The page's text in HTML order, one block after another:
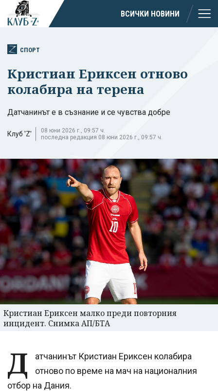
ВСИЧКИ НОВИНИ
СПОРТ
Кристиан Ериксен отново
колабира на терена
Датчанинът е в съзнание и се чувства добре
Клуб 'Z'
08 юни 2026 г., 09:57 ч.
последна редакция 08 юни 2026 г., 09:57 ч.
Кристиан Ериксен малко преди повторния
инцидент. Снимка АП/БТА
Д
атчанинът Кристиан Ериксен колабира
отново по време на мач на националния
отбор на Дания.